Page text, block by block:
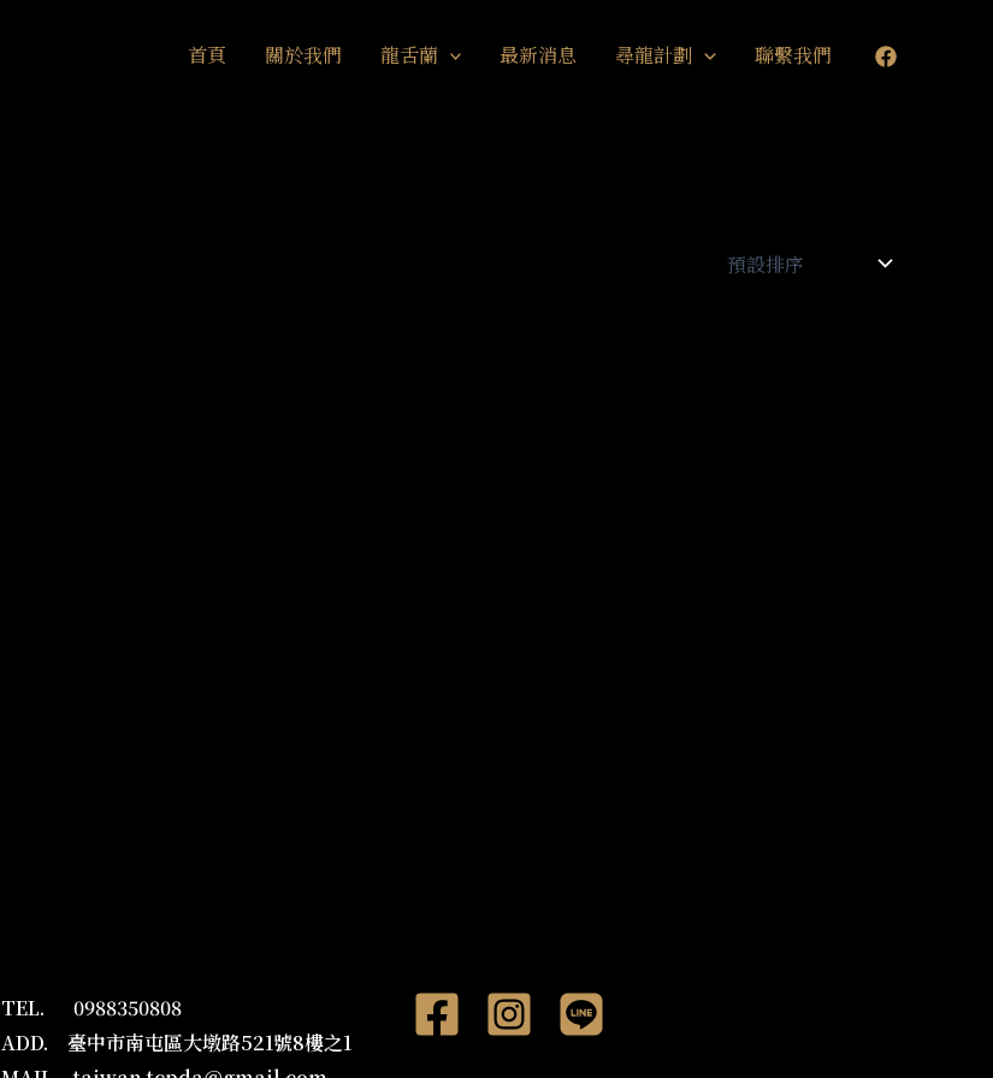
首頁 關於我們 龍舌蘭 最新消息 尋龍計劃 聯繫我們
TEL. 0988350808
ADD. 臺中市南屯區大墩路521號8樓之1